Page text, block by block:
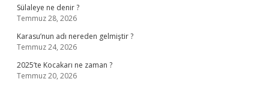
Sülaleye ne denir ?
Temmuz 28, 2026
Karasu’nun adı nereden gelmiştir ?
Temmuz 24, 2026
2025’te Kocakarı ne zaman ?
Temmuz 20, 2026